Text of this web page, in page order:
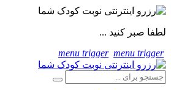
لطفا صبر کنید ...
menu trigger menu trigger